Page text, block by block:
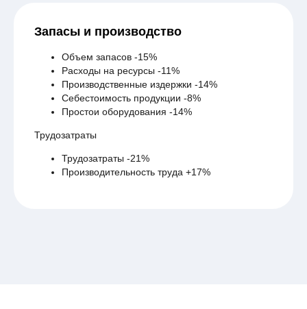
Запасы и производство
Объем запасов -15%
Расходы на ресурсы -11%
Производственные издержки -14%
Себестоимость продукции -8%
Простои оборудования -14%
Трудозатраты
Трудозатраты -21%
Производительность труда +17%